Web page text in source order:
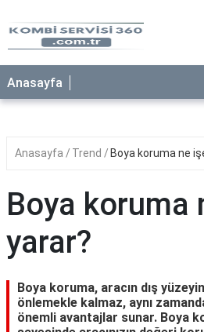
Anasayfa
Anasayfa Trend Boya koruma ne
Boya koruma
yarar?
Boya koruma, aracın dış
önlemekle kalmaz, aynı
önemli avantajlar sunar. Boya